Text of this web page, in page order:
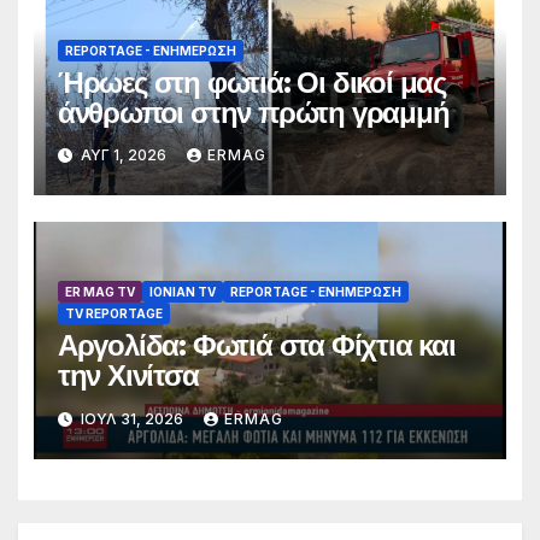
REPORTAGE - EΝΗΜΈΡΩΣΗ
Ήρωες στη φωτιά: Οι δικοί μας
άνθρωποι στην πρώτη γραμμή
ΑΥΓ 1, 2026 ERMAG
ER MAG TV IONIAN TV
REPORTAGE - EΝΗΜΈΡΩΣΗ
TV REPORTAGE
Αργολίδα: Φωτιά στα Φίχτια και
την Χινίτσα
ΙΟΎΛ 31, 2026 ERMAG